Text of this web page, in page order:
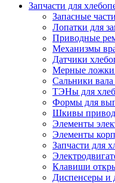
Запчасти для
Запасные
Лопатки для
Приводные
Механизмы
Датчики
Мерные ложки
Сальники вала
ТЭНы для
Формы для
Шкивы
Элементы
Элементы
Запчасти для
Клавиши
Диспенсеры и